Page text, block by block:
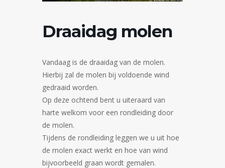
Draaidag molen
Vandaag is de draaidag van de molen.
Hierbij zal de molen bij voldoende wind
gedraaid worden.
Op deze ochtend bent u uiteraard van
harte welkom voor een rondleiding door
de molen.
Tijdens de rondleiding leggen we u uit hoe
de molen exact werkt en hoe van wind
bijvoorbeeld graan wordt gemalen.